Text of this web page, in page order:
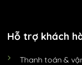
Hỗ trợ khách
Thanh toán &